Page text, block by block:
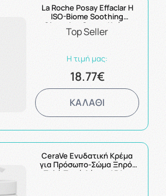
La Roche Posay Effaclar H
ISO-Biome Soothing
Cleansing Cream Κρέμα
Καθαρισμού για Λιπαρό
Top Seller
Η τιμή μας:
18.77€
ΚΑΛΑΘΙ
CeraVe Ενυδατική Κρέμα
για Πρόσωπο-Σώμα Ξηρό-
Πολύ Ξηρό Δέρμα 454gr